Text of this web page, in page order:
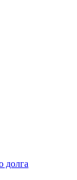
долга